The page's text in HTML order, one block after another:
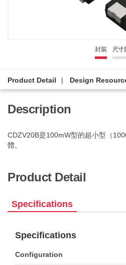
封裝 尺寸
Product Detail Design
Description
CDZV20B是100mW型的超小型（
體。
Product Detail
Specifications
Specifications
Configuration